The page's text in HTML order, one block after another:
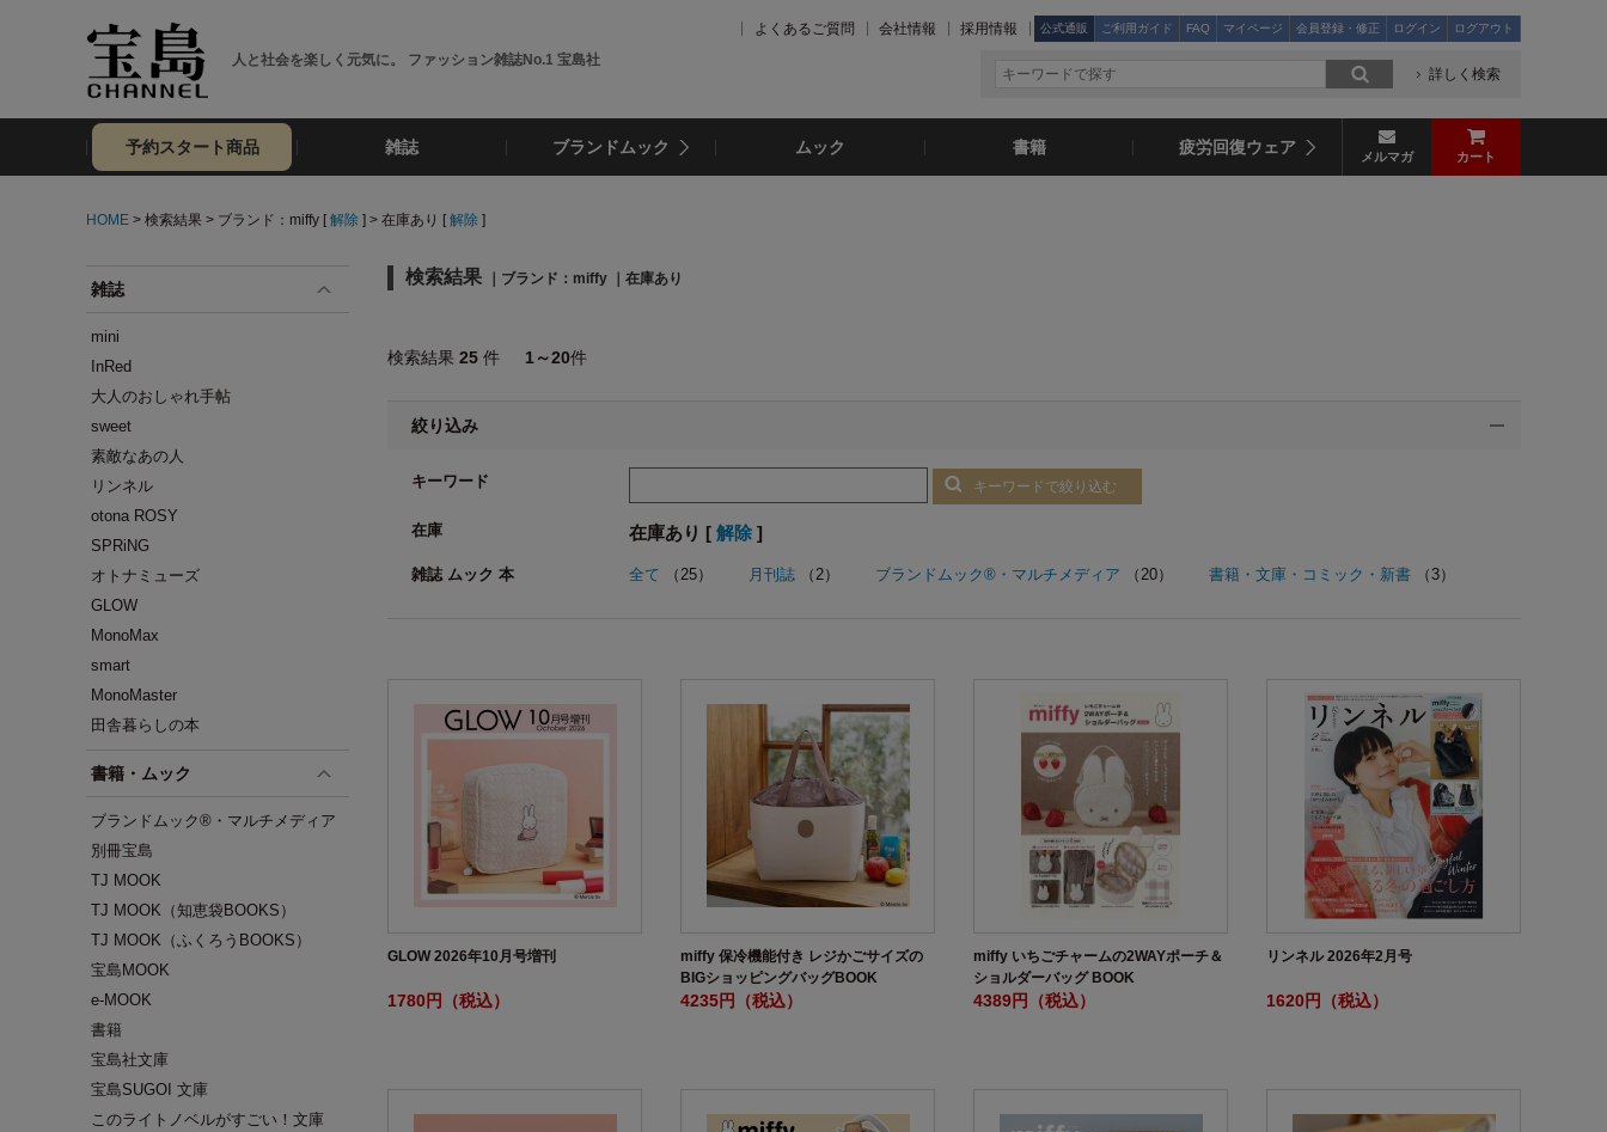
人と社会を楽しく元気に。 ファッション雑誌No.1 宝島社
よくあるご質問 会社情報 採用情報 公式通販 ご利用ガイド FAQ マイページ 会員登録・修正 ログイン ログアウト
詳しく検索
予約スタート商品 雑誌 ブランドムック ムック 書籍 疲労回復ウェア メルマガ カート
HOME > 検索結果 > ブランド：miffy [ 解除 ] > 在庫あり [ 解除 ]
雑誌
mini
InRed
大人のおしゃれ手帖
sweet
素敵なあの人
リンネル
otona ROSY
SPRiNG
オトナミューズ
GLOW
MonoMax
smart
MonoMaster
田舎暮らしの本
書籍・ムック
ブランドムック®・マルチメディア
別冊宝島
TJ MOOK
TJ MOOK（知恵袋BOOKS）
TJ MOOK（ふくろうBOOKS）
宝島MOOK
e-MOOK
書籍
宝島社文庫
宝島SUGOI 文庫
このライトノベルがすごい！文庫
検索結果 ｜ブランド：miffy ｜在庫あり
検索結果 25 件 1～20件
絞り込み
キーワード キーワードで絞り込む
在庫 在庫あり [ 解除]
雑誌 ムック 本 全て （25） 月刊誌（2） ブランドムック®・マルチメディア （20） 書籍・文庫・コミック・新書（3）
GLOW 2026年10月号増刊
1780円（税込）
miffy 保冷機能付き レジかごサイズの
BIGショッピングバッグBOOK
4235円（税込）
miffy いちごチャームの2WAYポーチ＆
ショルダーバッグ BOOK
4389円（税込）
リンネル 2026年2月号
1620円（税込）